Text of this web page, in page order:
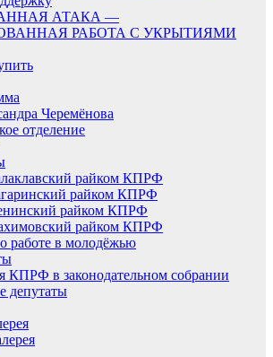
АТАКА —
РАБОТА С УКРЫТИЯМИ
Черемёнова
отделение
райком КПРФ
райком КПРФ
райком КПРФ
райком КПРФ
работе в молодёжью
КПРФ в законодательном собрании
депутаты